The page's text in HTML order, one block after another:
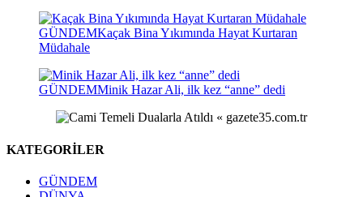
GÜNDEMKaçak Bina Yıkımında Hayat Kurtaran
Müdahale
GÜNDEMMinik Hazar Ali, ilk kez “anne” dedi
KATEGORİLER
GÜNDEM